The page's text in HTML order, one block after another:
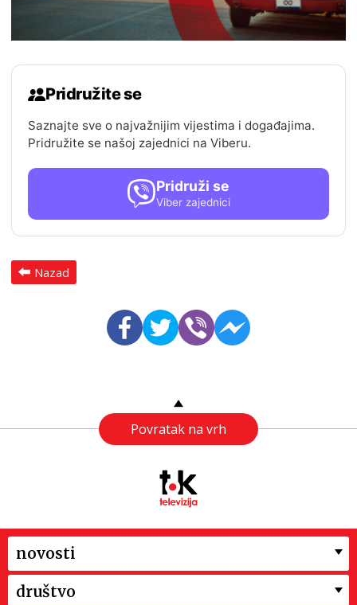
Pridružite se
Saznajte sve o najvažnijim vijestima i događajima.
Pridružite se našoj zajednici na Viberu.
Pridruži se
Viber zajednici
Nazad
Povratak na vrh
novosti
društvo